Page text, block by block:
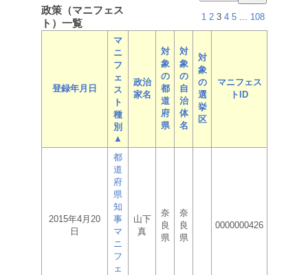
政策（マニフェス
ト）一覧
1 2 3 4 5 ... 108
登録年月日
マ
ニ
フ
ェ
ス
ト
種
別
▲
政治
家名
対
象
の
都
道
府
県
対
象
の
自
治
体
名
対
象
の
選
挙
区
マニフェス
トID
2015年4月20
日
都
道
府
県
知
事
マ
ニ
フ
ェ
山下
真
奈
良
県
奈
良
県
0000000426